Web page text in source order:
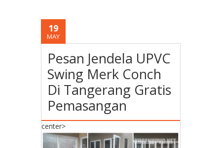
19
MAY
Pesan Jendela UPVC
Swing Merk Conch
Di Tangerang Gratis
Pemasangan
center>